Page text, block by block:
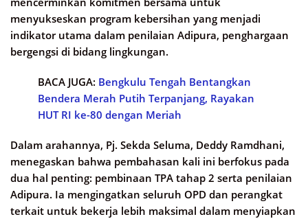
menyukseskan program kebersihan yang menjadi
indikator utama dalam penilaian Adipura, penghargaan
bergengsi di bidang lingkungan.
BACA JUGA: Bengkulu Tengah Bentangkan
Bendera Merah Putih Terpanjang, Rayakan
HUT RI ke-80 dengan Meriah
Dalam arahannya, Pj. Sekda Seluma, Deddy Ramdhani,
menegaskan bahwa pembahasan kali ini berfokus pada
dua hal penting: pembinaan TPA tahap 2 serta penilaian
Adipura. Ia mengingatkan seluruh OPD dan perangkat
terkait untuk bekerja lebih maksimal dalam menyiapkan